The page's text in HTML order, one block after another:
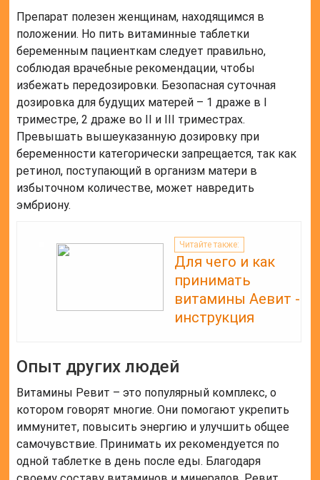
Препарат полезен женщинам, находящимся в
положении. Но пить витаминные таблетки
беременным пациенткам следует правильно,
соблюдая врачебные рекомендации, чтобы
избежать передозировки. Безопасная суточная
дозировка для будущих матерей – 1 драже в I
триместре, 2 драже во II и III триместрах.
Превышать вышеуказанную дозировку при
беременности категорически запрещается, так как
ретинол, поступающий в организм матери в
избыточном количестве, может навредить
эмбриону.
Читайте также:
Для чего и как
принимать
витамины Аевит -
инструкция
Опыт других людей
Витамины Ревит – это популярный комплекс, о
котором говорят многие. Они помогают укрепить
иммунитет, повысить энергию и улучшить общее
самочувствие. Принимать их рекомендуется по
одной таблетке в день после еды. Благодаря